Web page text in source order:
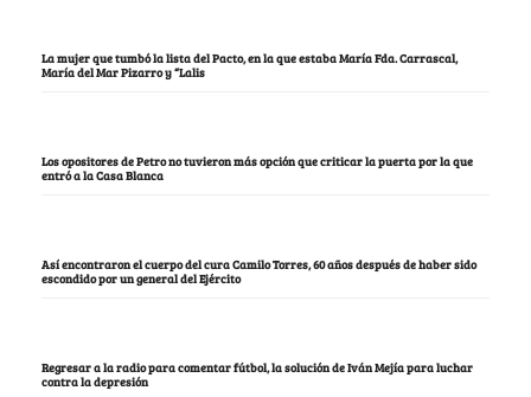
La mujer que tumbó la lista del Pacto, en la que estaba María Fda. Carrascal,
María del Mar Pizarro y “Lalis
Los opositores de Petro no tuvieron más opción que criticar la puerta por la que
entró a la Casa Blanca
Así encontraron el cuerpo del cura Camilo Torres, 60 años después de haber sido
escondido por un general del Ejército
Regresar a la radio para comentar fútbol, la solución de Iván Mejía para luchar
contra la depresión